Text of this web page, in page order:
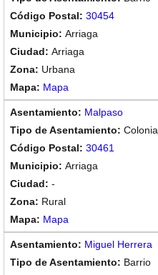
30454
Arriaga
Arriaga
Urbana
Mapa
Malpaso
Colonia
30461
Arriaga
-
Rural
Mapa
Miguel Herrera
Barrio